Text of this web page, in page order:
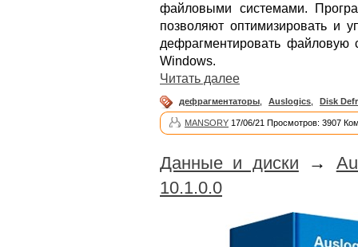
файловыми системами.
позволяют оптимизировать и
дефрагментировать файловую
Windows.
Читать далее
дефрагментаторы Auslogics Disk
MANSORY 17/06/21 Просмотров: 3907
Данные и диски →
10.1.0.0